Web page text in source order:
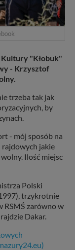
"Kłobuk"
- Krzysztof
trzeba tak jak
by
- mój sposób na
rajdowych jakie
Ilość miejsc
Polski
trzykrotnie
RSMŚ zarówno w
Dakar.